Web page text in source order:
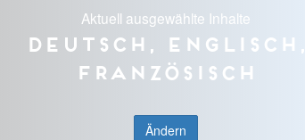
Aktuell ausgewählte Inhalte
Deutsch, Englisch,
Französisch
Ändern